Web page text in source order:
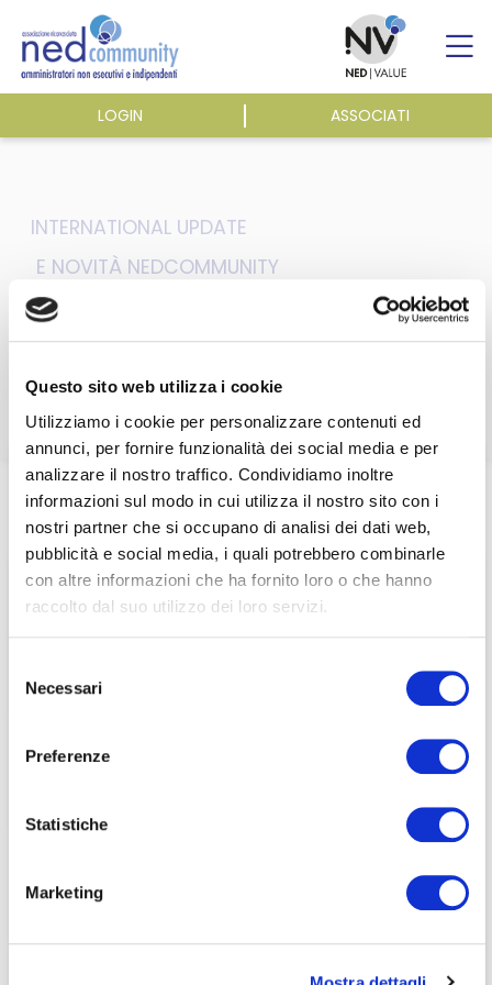
Questo sito web utilizza i cookie
Utilizziamo i cookie per personalizzare contenuti ed
annunci, per fornire funzionalità dei social media e per
analizzare il nostro traffico. Condividiamo inoltre
informazioni sul modo in cui utilizza il nostro sito con i
nostri partner che si occupano di analisi dei dati web,
pubblicità e social media, i quali potrebbero combinarle
con altre informazioni che ha fornito loro o che hanno
raccolto dal suo utilizzo dei loro servizi.
delNecessari
Preferenze
Statistiche
Marketing
content
LOGIN ASSOCIATI
ASSOCIAZIONE
ATTIVITÀ
EVENTI E NEWS
PUBBLICAZIONI
ACCEDI A NEDCOMMUNITY
Password dimenticata?
fare cliccando qui.
INTERNATIONAL UPDATE
E NOVITÀ NEDCOMMUNITY
ecoDa EU Alert 48 –
2023
Home/Eventi e news /ecoDa e International update/
ecoDa EU Alert 48 – 2023
Questa sezione è riservata agli
associati
per visualizzare il contenuto è necessario
effettuare il login inserendo email e password qui
di seguito: